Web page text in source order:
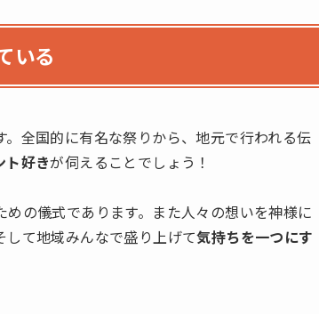
いる
全国的に有名な祭りから、地元で行われる伝
ト好きが伺えることでしょう！
の儀式であります。また人々の想いを神様に
して地域みんなで盛り上げて気持ちを一つにす